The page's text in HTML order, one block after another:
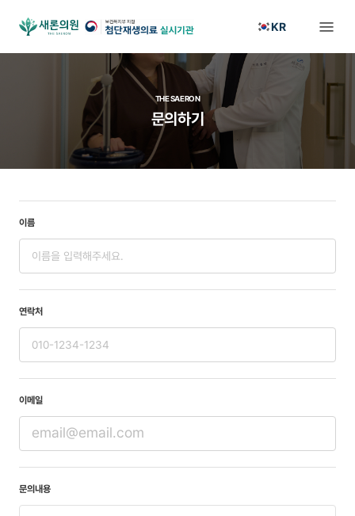
KR
THE SAERON
문의하기
이름
연락처
이메일
문의내용